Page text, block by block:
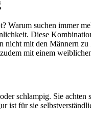
Warum suchen immer
Diese
nicht mit den Männern
mit einem
schlampig. Sie
ist für sie